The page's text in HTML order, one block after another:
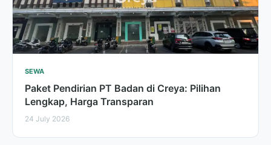
SEWA
Paket Pendirian PT Badan di Creya: Pilihan
Lengkap, Harga Transparan
24 July 2026